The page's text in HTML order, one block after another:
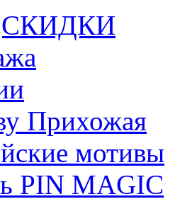
Прихожая
мотивы
PIN MAGIС